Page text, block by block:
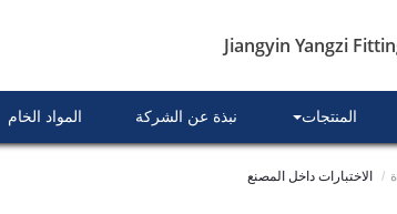
Jiangyin Yangzi
المنتجات نبذة عن الشركة المواد الخام
الاختبارات داخل المصنع